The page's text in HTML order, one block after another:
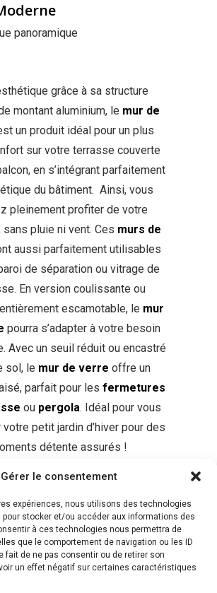
Gérer le consentement
expériences, nous utilisons des technologies
stocker et/ou accéder aux informations des
à ces technologies nous permettra de
que le comportement de navigation ou les ID
fait de ne pas consentir ou de retirer son
un effet négatif sur certaines caractéristiques
panoramique
grâce à sa structure
montant aluminium, le mur de
un produit idéal pour un plus
sur votre terrasse couverte
en s’intégrant parfaitement
du bâtiment. Ainsi, vous
pleinement profiter de votre
pluie ni vent. Ces murs de
aussi parfaitement utilisables
de séparation ou vitrage de
En version coulissante ou
escamotable, le mur
pourra s’adapter à votre besoin
Avec un seuil réduit ou encastré
sol, le mur de verre offre un
parfait pour les fermetures
ou pergola. Idéal pour vous
votre petit jardin d’hiver pour des
détente assurés !
DEMANDEZ UN DEVIS